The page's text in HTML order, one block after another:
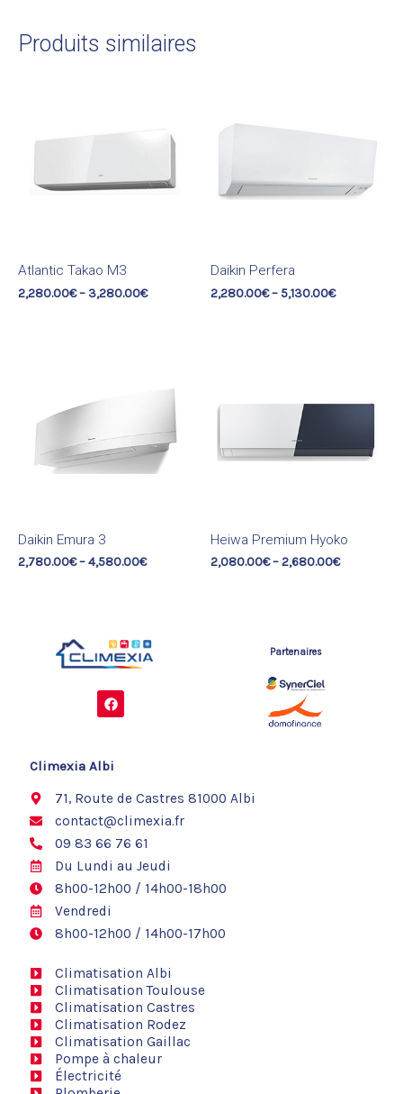
Produits similaires
Atlantic Takao M3
2,280.00€– 3,280.00€
Daikin Perfera
2,280.00€– 5,130.00€
Daikin Emura 3
2,780.00€–4,580.00€
Heiwa Premium Hyoko
2,080.00€–2,680.00€
F
a
c
o
Partenaires
Climexia Albi
71, Route de Castres 81000 Albi
contact@climexia.fr
09 83 66 76 61
Du Lundi au Jeudi
8h00-12h00 / 14h00-18h00
Vendredi
8h00-12h00 / 14h00-17h00
Climatisation Albi
Climatisation Toulouse
Climatisation Castres
Climatisation Rodez
Climatisation Gaillac
Pompe à chaleur
Électricité